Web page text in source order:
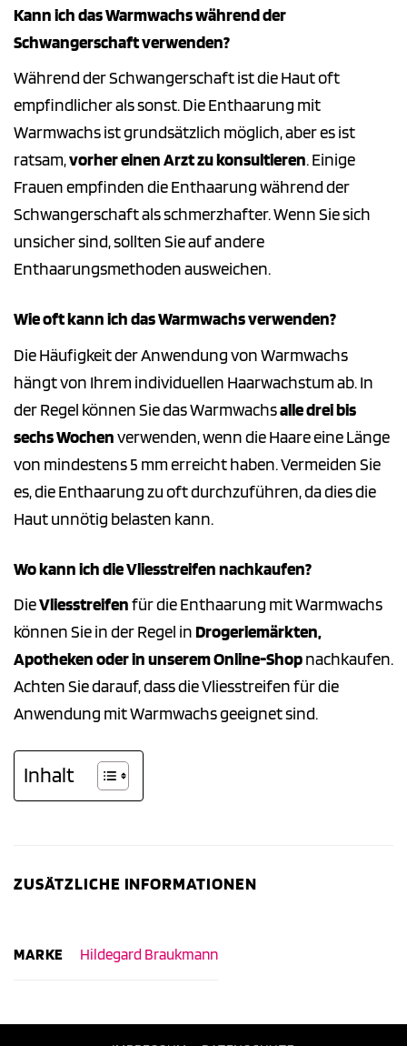
Kann ich das Warmwachs während der
Schwangerschaft verwenden?
Während der Schwangerschaft ist die Haut oft
empfindlicher als sonst. Die Enthaarung mit
Warmwachs ist grundsätzlich möglich, aber es ist
ratsam,vorher einen Arzt zu konsultieren. Einige
Frauen empfinden die Enthaarung während der
Schwangerschaft als schmerzhafter. Wenn Sie sich
unsicher sind, sollten Sie auf andere
Enthaarungsmethoden ausweichen.
Wie oft kann ich das Warmwachs verwenden?
Die Häufigkeit der Anwendung von Warmwachs
hängt von Ihrem individuellen Haarwachstum ab. In
der Regel können Sie das Warmwachsalle drei bis
sechs Wochenverwenden, wenn die Haare eine Länge
von mindestens 5 mm erreicht haben. Vermeiden Sie
es, die Enthaarung zu oft durchzuführen, da dies die
Haut unnötig belasten kann.
Wo kann ich die Vliesstreifen nachkaufen?
DieVliesstreifenfür die Enthaarung mit Warmwachs
können Sie in der Regel inDrogeriemärkten,
Apotheken oder in unserem Online-Shopnachkaufen.
Achten Sie darauf, dass die Vliesstreifen für die
Anwendung mit Warmwachs geeignet sind.
Inhalt
ZUSÄTZLICHE INFORMATIONEN
MARKE Hildegard Braukmann